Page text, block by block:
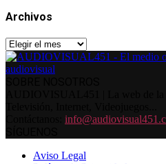
Archivos
Archivos
Aviso Legal